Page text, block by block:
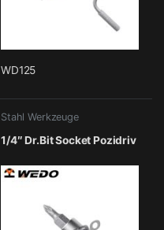
WD125
Stahl Werkzeuge
1/4″ Dr.Bit Socket Pozidriv